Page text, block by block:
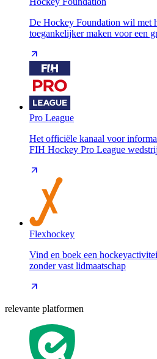
De Hockey Foundation wil met
toegankelijker maken voor een
Pro League
Het officiële kanaal voor
FIH Hockey Pro League
Flexhockey
Vind en boek een
zonder vast lidmaatschap
relevante platformen